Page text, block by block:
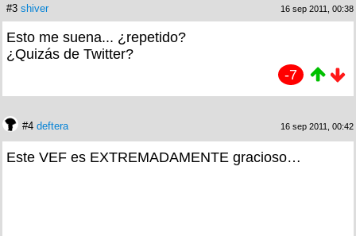
#3 shiver 16 sep 2011, 00:38
Esto me suena... ¿repetido?
¿Quizás de Twitter?
-7
#4 deftera 16 sep 2011, 00:42
Este VEF es EXTREMADAMENTE gracioso…